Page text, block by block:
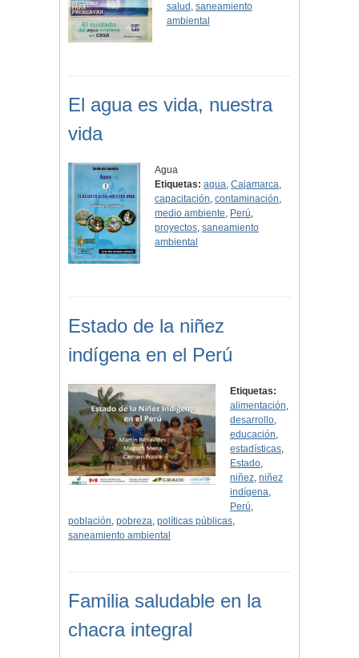
salud , saneamiento
ambiental
El agua es vida, nuestra
vida
Agua
Etiquetas: agua,Cajamarca,
capacitación,contaminación,
medio ambiente, Perú,
proyectos,saneamiento
ambiental
Estado de la niñez
indígena en el Perú
Etiquetas:
alimentación,
desarrollo,
educación,
estadísticas,
Estado,
niñez, niñez
indígena,
Perú,
población, pobreza, políticas públicas,
saneamiento ambiental
Familia saludable en la
chacra integral